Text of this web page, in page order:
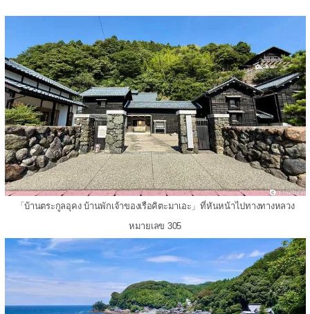
「บ้านตระกูลอุคง บ้านพักเจ้าของเรือคิตะมาเอะ」ที่หันหน้าไปทางทางหลวง
หมายเลข 305